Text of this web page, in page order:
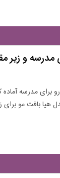
مدرسه و زیر
برای مدرسه
هیا بافت مو